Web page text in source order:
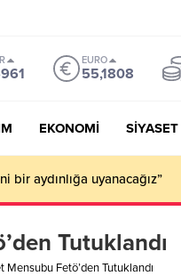
EURO
55,1808
EKONOMİ SİYASET
bir aydınlığa uyanacağız”
Tutuklandı
Mensubu Fetö’den Tutuklandı